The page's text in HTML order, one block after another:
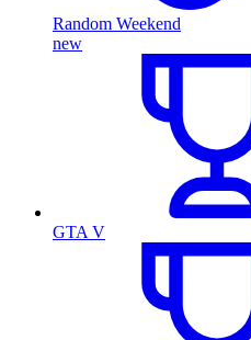
Random Weekend
new
GTA V